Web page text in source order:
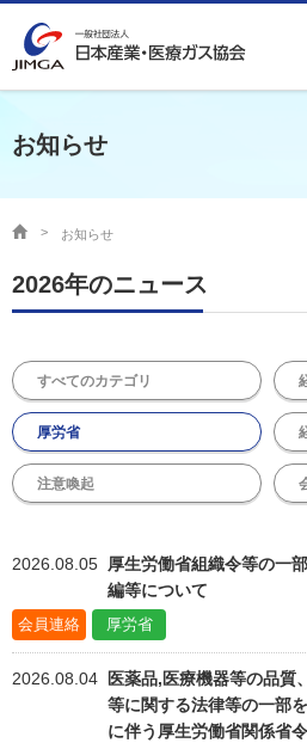
English
HOME
事業者の方へ
協会連絡先
産業ガス・医療ガスについて
事業者の方へ
出版物・物品の販売
セミナー・イベント
eラーニング・教育資料
お知らせ
お知らせ
2026年のニュース
すべてのカテゴリ
厚労省
注意喚起
2026.08.05 厚生労働省組織令等の一
編等について
会員連絡 厚労省
2026.08.04
医薬品,医療機器等の品質
等に関する法律等の一部
に伴う厚生労働省関係省